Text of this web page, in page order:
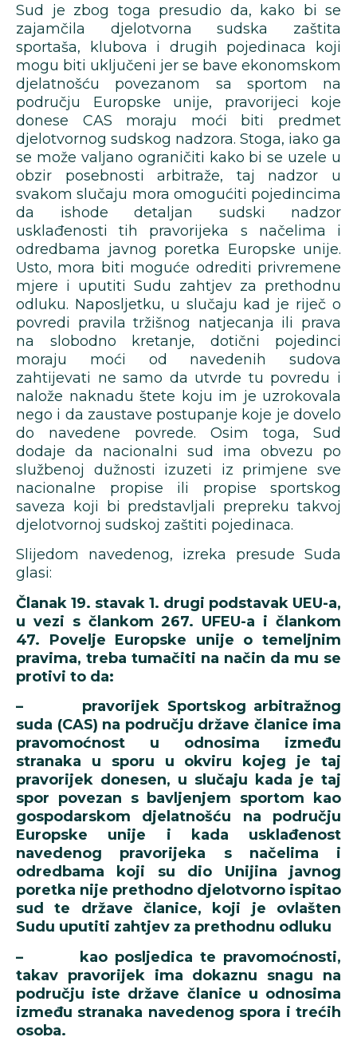
Sud je zbog toga presudio da, kako bi se
zajamčila djelotvorna sudska zaštita
sportaša, klubova i drugih pojedinaca koji
mogu biti uključeni jer se bave ekonomskom
djelatnošću povezanom sa sportom na
području Europske unije, pravorijeci koje
donese CAS moraju moći biti predmet
djelotvornog sudskog nadzora. Stoga, iako ga
se može valjano ograničiti kako bi se uzele u
obzir posebnosti arbitraže, taj nadzor u
svakom slučaju mora omogućiti pojedincima
da ishode detaljan sudski nadzor
usklađenosti tih pravorijeka s načelima i
odredbama javnog poretka Europske unije.
Usto, mora biti moguće odrediti privremene
mjere i uputiti Sudu zahtjev za prethodnu
odluku. Naposljetku, u slučaju kad je riječ o
povredi pravila tržišnog natjecanja ili prava
na slobodno kretanje, dotični pojedinci
moraju moći od navedenih sudova
zahtijevati ne samo da utvrde tu povredu i
nalože naknadu štete koju im je uzrokovala
nego i da zaustave postupanje koje je dovelo
do navedene povrede. Osim toga, Sud
dodaje da nacionalni sud ima obvezu po
službenoj dužnosti izuzeti iz primjene sve
nacionalne propise ili propise sportskog
saveza koji bi predstavljali prepreku takvoj
djelotvornoj sudskoj zaštiti pojedinaca.
Slijedom navedenog, izreka presude Suda
glasi:
Članak 19. stavak 1. drugi podstavak UEU-a,
u vezi s člankom 267. UFEU-a i člankom
47. Povelje Europske unije o temeljnim
pravima, treba tumačiti na način da mu se
protivi to da:
– pravorijek Sportskog arbitražnog
suda (CAS) na području države članice ima
pravomoćnost u odnosima između
stranaka u sporu u okviru kojeg je taj
pravorijek donesen, u slučaju kada je taj
spor povezan s bavljenjem sportom kao
gospodarskom djelatnošću na području
Europske unije i kada usklađenost
navedenog pravorijeka s načelima i
odredbama koji su dio Unijina javnog
poretka nije prethodno djelotvorno ispitao
sud te države članice, koji je ovlašten
Sudu uputiti zahtjev za prethodnu odluku
– kao posljedica te pravomoćnosti,
takav pravorijek ima dokaznu snagu na
području iste države članice u odnosima
između stranaka navedenog spora i trećih
osoba.